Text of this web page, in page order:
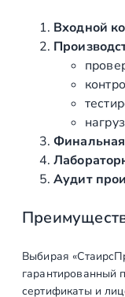
Входной
Аудит
Выбирая
гарантированный
сертификаты и